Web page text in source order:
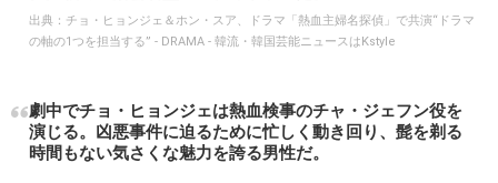
出典： チョ・ヒョンジェ＆ホン・スア、ドラマ「熱血主婦名探偵」で共演“ドラマ
の軸の1つを担当する” - DRAMA - 韓流・韓国芸能ニュースはKstyle
劇中でチョ・ヒョンジェは熱血検事のチャ・ジェフン役を
演じる。凶悪事件に迫るために忙しく動き回り、髭を剃る
時間もない気さくな魅力を誇る男性だ。